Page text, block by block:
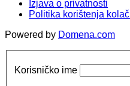
Izjava o privatnosti
Politika korištenja
Powered by Domena.com
Korisničko ime